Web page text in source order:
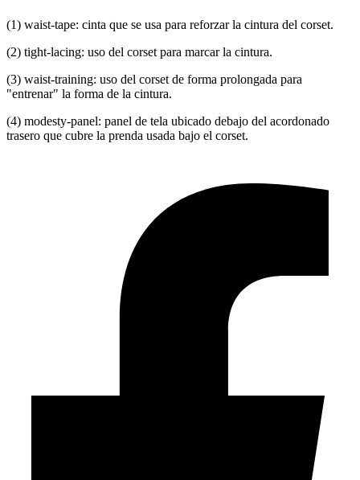
(1) waist-tape: cinta que se usa para reforzar la cintura del corset.
(2) tight-lacing: uso del corset para marcar la cintura.
(3) waist-training: uso del corset de forma prolongada para
"entrenar" la forma de la cintura.
(4) modesty-panel: panel de tela ubicado debajo del acordonado
trasero que cubre la prenda usada bajo el corset.